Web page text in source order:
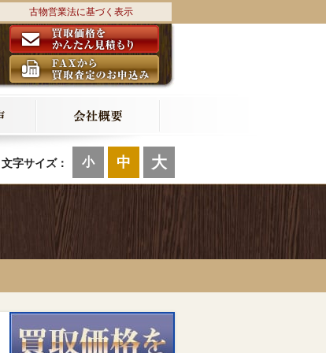
古物営業法に基づく表示
文字サイズ： 小 中 大